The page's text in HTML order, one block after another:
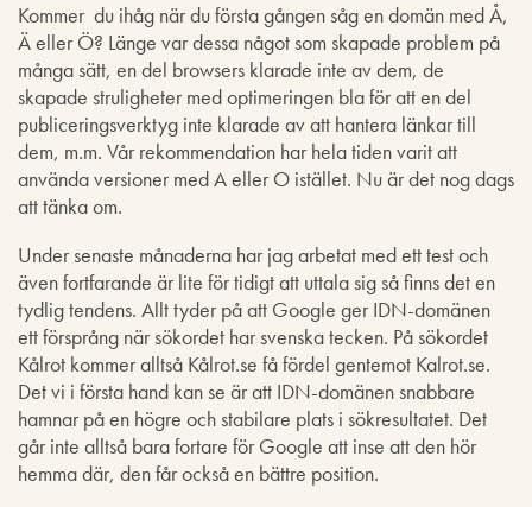
Kommer du ihåg när du första gången såg en domän med Å,
Ä eller Ö? Länge var dessa något som skapade problem på
många sätt, en del browsers klarade inte av dem, de
skapade struligheter med optimeringen bla för att en del
publiceringsverktyg inte klarade av att hantera länkar till
dem, m.m. Vår rekommendation har hela tiden varit att
använda versioner med A eller O istället. Nu är det nog dags
att tänka om.
Under senaste månaderna har jag arbetat med ett test och
även fortfarande är lite för tidigt att uttala sig så finns det en
tydlig tendens. Allt tyder på att Google ger IDN-domänen
ett försprång när sökordet har svenska tecken. På sökordet
Kålrot kommer alltså Kålrot.se få fördel gentemot Kalrot.se.
Det vi i första hand kan se är att IDN-domänen snabbare
hamnar på en högre och stabilare plats i sökresultatet. Det
går inte alltså bara fortare för Google att inse att den hör
hemma där, den får också en bättre position.